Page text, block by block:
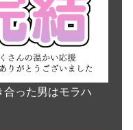
合った男はモラハ